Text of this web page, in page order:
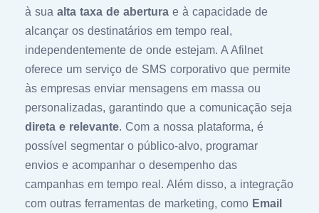
à sua alta taxa de abertura e à capacidade de
alcançar os destinatários em tempo real,
independentemente de onde estejam. A Afilnet
oferece um serviço de SMS corporativo que permite
às empresas enviar mensagens em massa ou
personalizadas, garantindo que a comunicação seja
direta e relevante. Com a nossa plataforma, é
possível segmentar o público-alvo, programar
envios e acompanhar o desempenho das
campanhas em tempo real. Além disso, a integração
com outras ferramentas de marketing, como Email